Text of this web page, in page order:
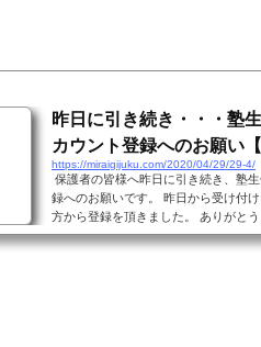
昨日に引き続き・・・塾
カウント登録へのお願い【
https://miraigijuku.com/2020/04/29/29-4/
保護者の皆様へ昨日に引き続き、塾
録へのお願いです。 昨日から受け付
方から登録を頂きました。 ありがと
内容です。引き続き同文で掲載させ